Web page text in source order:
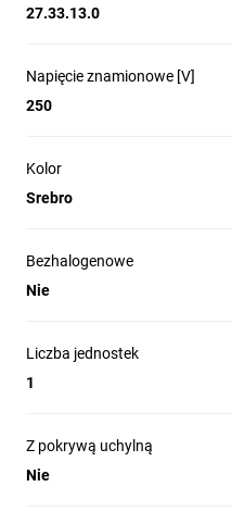
27.33.13.0
Napięcie znamionowe [V]
250
Kolor
Srebro
Bezhalogenowe
Nie
Liczba jednostek
1
Z pokrywą uchylną
Nie